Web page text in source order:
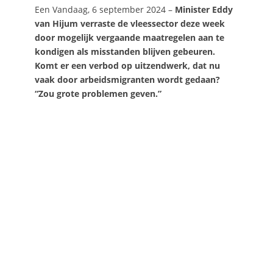
Een Vandaag, 6 september 2024 – Minister Eddy
van Hijum verraste de vleessector deze week
door mogelijk vergaande maatregelen aan te
kondigen als misstanden blijven gebeuren.
Komt er een verbod op uitzendwerk, dat nu
vaak door arbeidsmigranten wordt gedaan?
“Zou grote problemen geven.”